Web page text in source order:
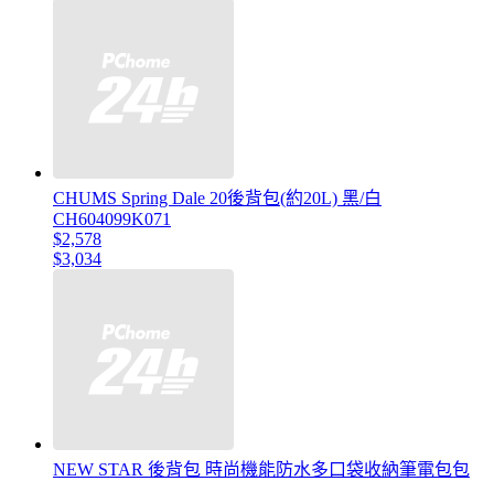
CHUMS Spring Dale 20後背包(約20L) 黑/白
CH604099K071
$2,578
$3,034
NEW STAR 後背包 時尚機能防水多口袋收納筆電包包